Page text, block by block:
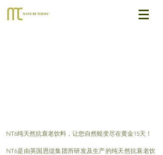
NT6纯天然抗衰老饮料，让您自然蜕变尽在黄金15天！
NT6是由英国恩缇集团所研发及生产的纯天然抗衰老饮